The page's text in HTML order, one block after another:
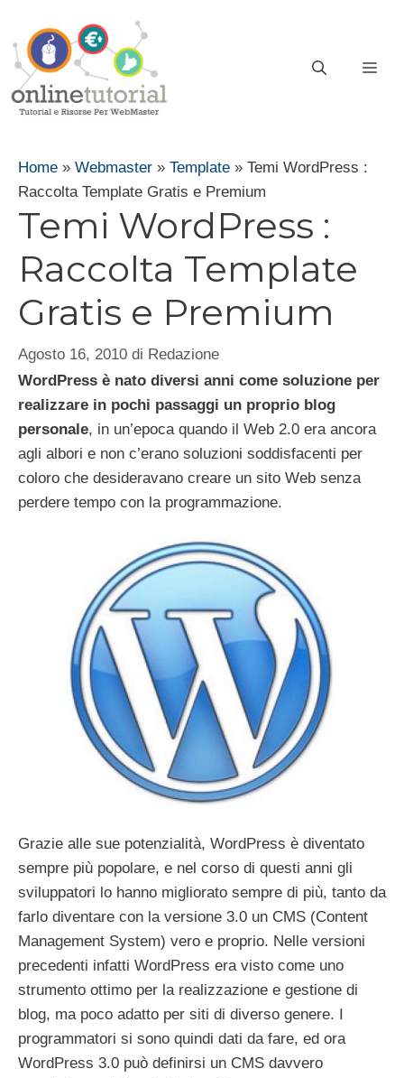
contenuto
Home » Webmaster » Template » Temi WordPress :
Raccolta Template Gratis e Premium
Temi WordPress :
Raccolta Template
Gratis e Premium
Agosto 16, 2010 di Redazione
WordPress è nato diversi anni come soluzione per
realizzare in pochi passaggi un proprio blog
personale, in un’epoca quando il Web 2.0 era ancora
agli albori e non c’erano soluzioni soddisfacenti per
coloro che desideravano creare un sito Web senza
perdere tempo con la programmazione.
Grazie alle sue potenzialità, WordPress è diventato
sempre più popolare, e nel corso di questi anni gli
sviluppatori lo hanno migliorato sempre di più, tanto da
farlo diventare con la versione 3.0 un CMS (Content
Management System) vero e proprio. Nelle versioni
precedenti infatti WordPress era visto come uno
strumento ottimo per la realizzazione e gestione di
blog, ma poco adatto per siti di diverso genere. I
programmatori si sono quindi dati da fare, ed ora
WordPress 3.0 può definirsi un CMS davvero